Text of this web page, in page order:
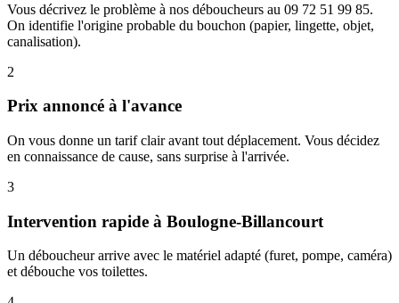
Vous décrivez le problème à nos déboucheurs au 09 72 51 99 85.
On identifie l'origine probable du bouchon (papier, lingette, objet,
canalisation).
2
Prix annoncé à l'avance
On vous donne un tarif clair avant tout déplacement. Vous décidez
en connaissance de cause, sans surprise à l'arrivée.
3
Intervention rapide à Boulogne-Billancourt
Un déboucheur arrive avec le matériel adapté (furet, pompe, caméra)
et débouche vos toilettes.